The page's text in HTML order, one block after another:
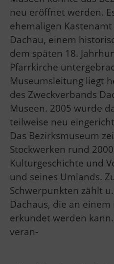
neu eröffnet werden.
ehemaligen
Dachau, einem
dem späten 18.
Pfarrkirche
Museumsleitung liegt
des Zweckverbands
Museen. 2005 wurde
teilweise neu
Das Bezirksmuseum
Stockwerken rund
Kulturgeschichte und
und seines Umlands.
Schwerpunkten zählt
Dachaus, die an
erkundet werden
veran-